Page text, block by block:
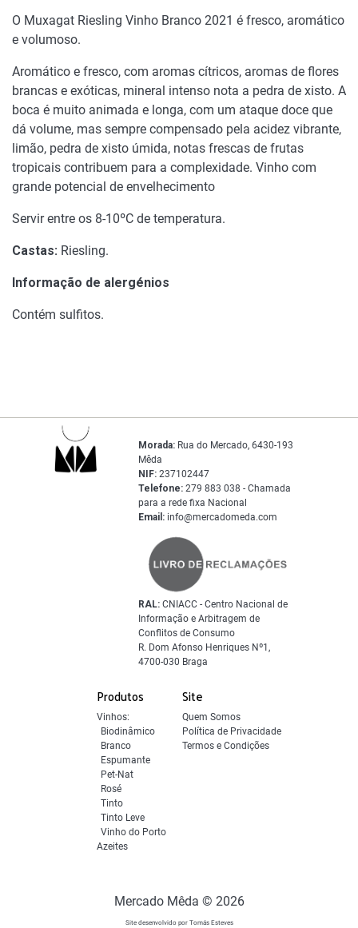
O Muxagat Riesling Vinho Branco 2021 é fresco, aromático
e volumoso.
Aromático e fresco, com aromas cítricos, aromas de flores
brancas e exóticas, mineral intenso nota a pedra de xisto. A
boca é muito animada e longa, com um ataque doce que
dá volume, mas sempre compensado pela acidez vibrante,
limão, pedra de xisto úmida, notas frescas de frutas
tropicais contribuem para a complexidade. Vinho com
grande potencial de envelhecimento
Servir entre os 8-10ºC de temperatura.
Castas: Riesling.
Informação de alergénios
Contém sulfitos.
Produtos
Vinhos:
Biodinâmico
Branco
Espumante
Pet-Nat
Rosé
Tinto
Tinto Leve
Vinho do Porto
Azeites
Site
Quem Somos
Política de Privacidade
Termos e Condições
Morada: Rua do Mercado, 6430-193
Mêda
NIF: 237102447
Telefone: 279 883 038 - Chamada
para a rede fixa Nacional
Email: info@mercadomeda.com
RAL: CNIACC - Centro Nacional de
Informação e Arbitragem de
Conflitos de Consumo
R. Dom Afonso Henriques Nº1,
4700-030 Braga
Mercado Mêda © 2026
Site desenvolvido por Tomás Esteves